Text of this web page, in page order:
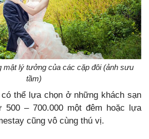
mật lý tưởng của các cặp đôi (ảnh sưu
tầm)
thể lựa chọn ở những khách sạn
– 700.000 một đêm hoặc lựa
cũng vô cùng thú vị.